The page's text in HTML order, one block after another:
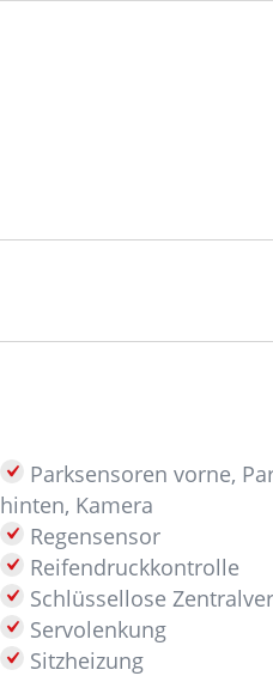
Parksensoren vorne,
hinten, Kamera
Regensensor
Reifendruckkontrolle
Schlüssellose
Servolenkung
Sitzheizung